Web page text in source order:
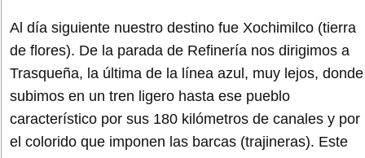
Al día siguiente nuestro destino fue Xochimilco (tierra
de flores). De la parada de Refinería nos dirigimos a
Trasqueña, la última de la línea azul, muy lejos, donde
subimos en un tren ligero hasta ese pueblo
característico por sus 180 kilómetros de canales y por
el colorido que imponen las barcas (trajineras). Este